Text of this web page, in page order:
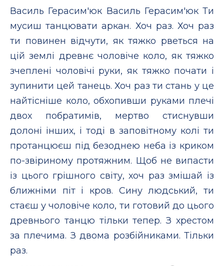
Василь Герасим'юк Василь Герасим'юк Ти
мусиш танцювати аркан. Хоч раз. Хоч раз
ти повинен відчути, як тяжко рветься на
цій землі древнє чоловіче коло, як тяжко
зчеплені чоловічі руки, як тяжко почати і
зупинити цей танець. Хоч раз ти стань у це
найтісніше коло, обхопивши руками плечі
двох побратимів, мертво стиснувши
долоні інших, і тоді в заповітному колі ти
протанцюєш під безоднею неба із криком
по-звіриному протяжним. Щоб не випасти
із цього грішного світу, хоч раз змішай із
ближніми піт і кров. Сину людський, ти
стаєш у чоловіче коло, ти готовий до цього
древнього танцю тільки тепер. З хрестом
за плечима. З двома розбійниками. Тільки
раз.